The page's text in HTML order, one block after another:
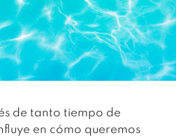
de tanto tiempo de
en cómo queremos